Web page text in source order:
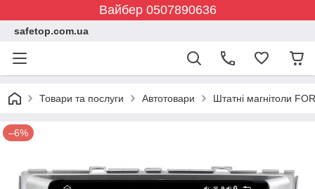
Вайбер 0507890636
safetop.com.ua
Товари та послуги Автотовари Штатні магнітоли
–6%